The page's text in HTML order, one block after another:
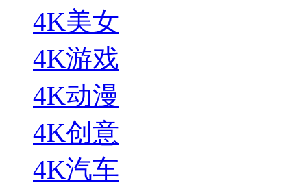
4K美女
4K游戏
4K动漫
4K创意
4K汽车